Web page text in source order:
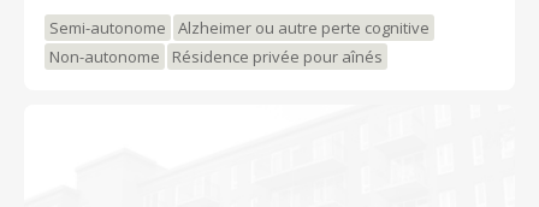
Semi-autonome
Alzheimer ou autre perte cognitive
Non-autonome
Résidence privée pour aînés